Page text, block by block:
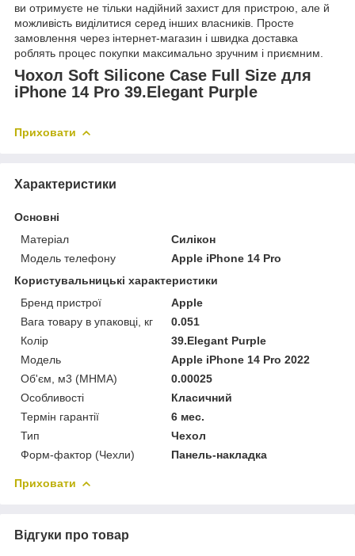
ви отримуєте не тільки надійний захист для пристрою, але й
можливість виділитися серед інших власників. Просте
замовлення через інтернет-магазин і швидка доставка
роблять процес покупки максимально зручним і приємним.
Чохол Soft Silicone Case Full Size для
iPhone 14 Pro 39.Elegant Purple
Приховати
Характеристики
Основні
Матеріал
Силікон
Модель телефону
Apple iPhone 14 Pro
Користувальницькі характеристики
Бренд пристрої
Apple
Вага товару в упаковці, кг
0.051
Колір
39.Elegant Purple
Мoдель
Apple iPhone 14 Pro 2022
Об'єм, м3 (МНМА)
0.00025
Особливості
Класичний
Термін гарантії
6 мес.
Тип
Чехол
Форм-фактор (Чехли)
Панель-накладка
Приховати
Відгуки про товар